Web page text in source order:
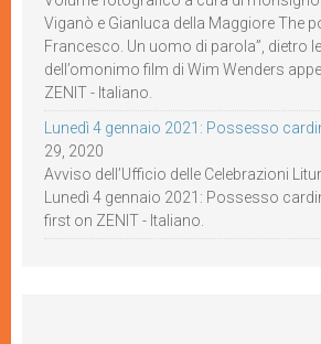
Viganò e Gianluca della Maggiore The
Francesco. Un uomo di parola”, dietro
dell’omonimo film di Wim Wenders
ZENIT - Italiano.
Lunedì 4 gennaio 2021: Possesso
29, 2020
Avviso dell’Ufficio delle Celebrazioni
Lunedì 4 gennaio 2021: Possesso
first on ZENIT - Italiano.